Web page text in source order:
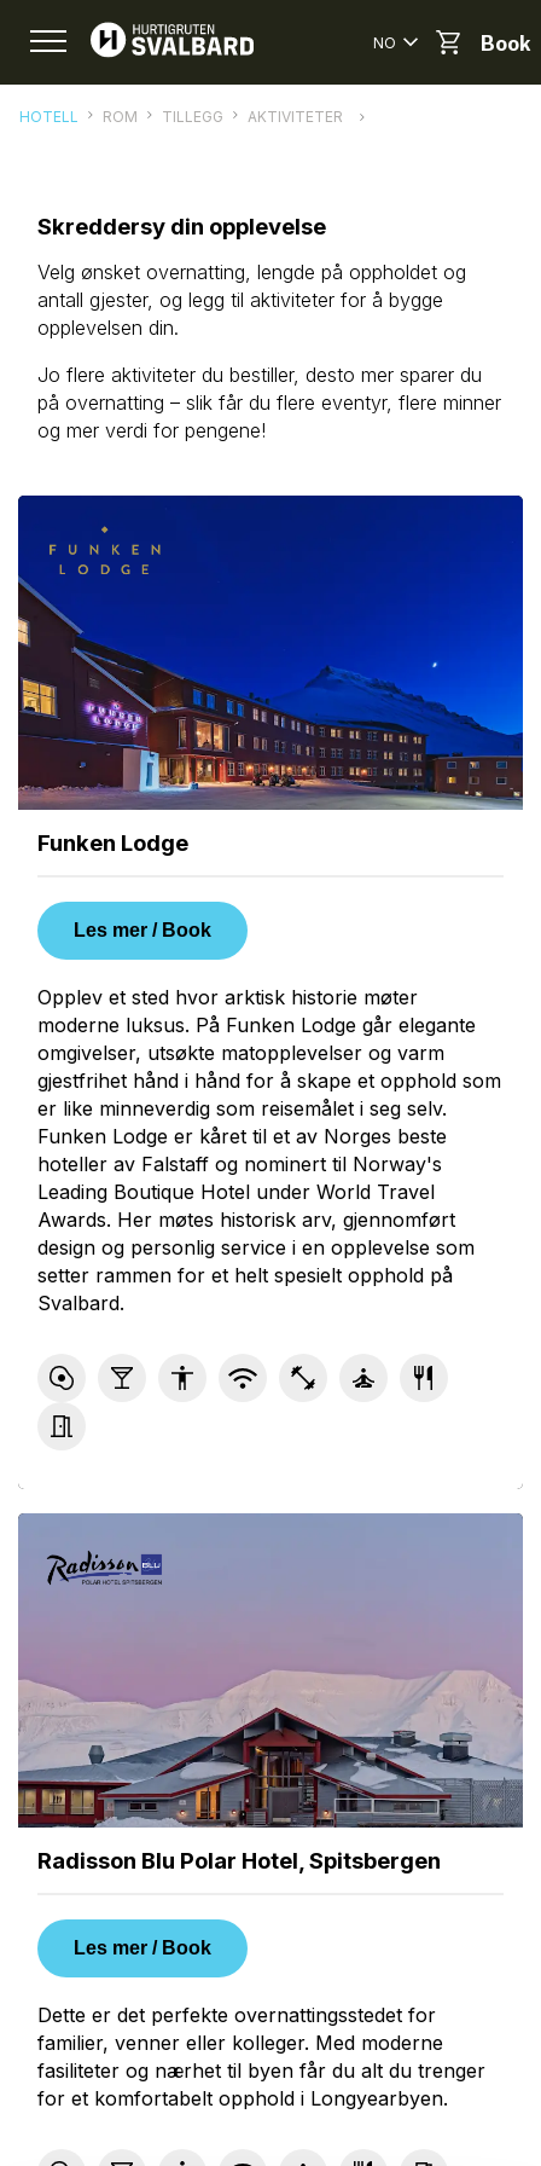
NO Book
HOTELL ROM TILLEGG AKTIVITETER
Skreddersy din opplevelse
Velg ønsket overnatting, lengde på oppholdet og
antall gjester, og legg til aktiviteter for å bygge
opplevelsen din.
Jo flere aktiviteter du bestiller, desto mer sparer du
på overnatting – slik får du flere eventyr, flere minner
og mer verdi for pengene!
Funken Lodge
Les mer / Book
Opplev et sted hvor arktisk historie møter
moderne luksus. På Funken Lodge går elegante
omgivelser, utsøkte matopplevelser og varm
gjestfrihet hånd i hånd for å skape et opphold som
er like minneverdig som reisemålet i seg selv.
Funken Lodge er kåret til et av Norges beste
hoteller av Falstaff og nominert til Norway's
Leading Boutique Hotel under World Travel
Awards. Her møtes historisk arv, gjennomført
design og personlig service i en opplevelse som
setter rammen for et helt spesielt opphold på
Svalbard.
Radisson Blu Polar Hotel, Spitsbergen
Les mer / Book
Dette er det perfekte overnattingsstedet for
familier, venner eller kolleger. Med moderne
fasiliteter og nærhet til byen får du alt du trenger
for et komfortabelt opphold i Longyearbyen.